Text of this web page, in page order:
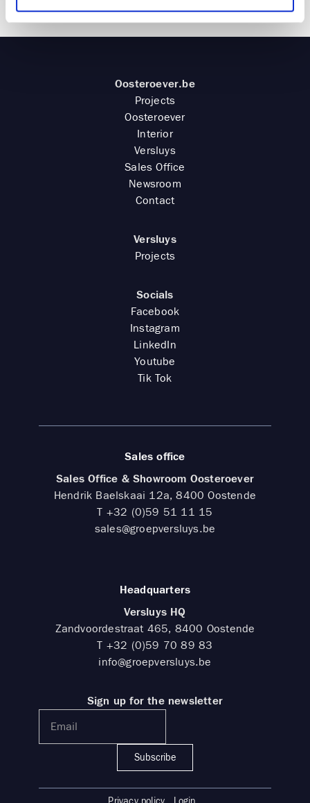
Oosteroever.be
Projects
Oosteroever
Interior
Versluys
Sales Office
Newsroom
Contact
Versluys
Projects
Socials
Facebook
Instagram
LinkedIn
Youtube
Tik Tok
Sales office
Sales Office & Showroom Oosteroever
Hendrik Baelskaai 12a, 8400 Oostende
T +32 (0)59 51 11 15
sales@groepversluys.be
Headquarters
Versluys HQ
Zandvoordestraat 465, 8400 Oostende
T +32 (0)59 70 89 83
info@groepversluys.be
Sign up for the newsletter
Subscribe